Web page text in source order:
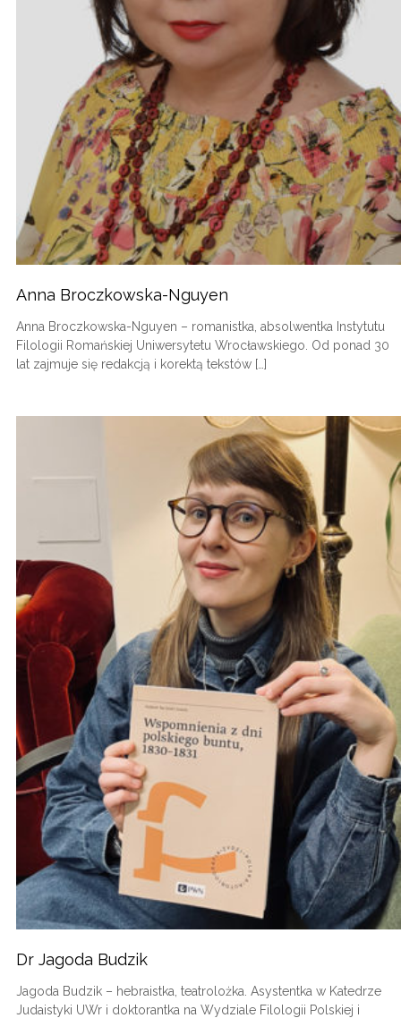
Anna Broczkowska-Nguyen
Anna Broczkowska-Nguyen – romanistka, absolwentka Instytutu
Filologii Romańskiej Uniwersytetu Wrocławskiego. Od ponad 30
lat zajmuje się redakcją i korektą tekstów […]
Dr Jagoda Budzik
Jagoda Budzik – hebraistka, teatrolożka. Asystentka w Katedrze
Judaistyki UWr i doktorantka na Wydziale Filologii Polskiej i